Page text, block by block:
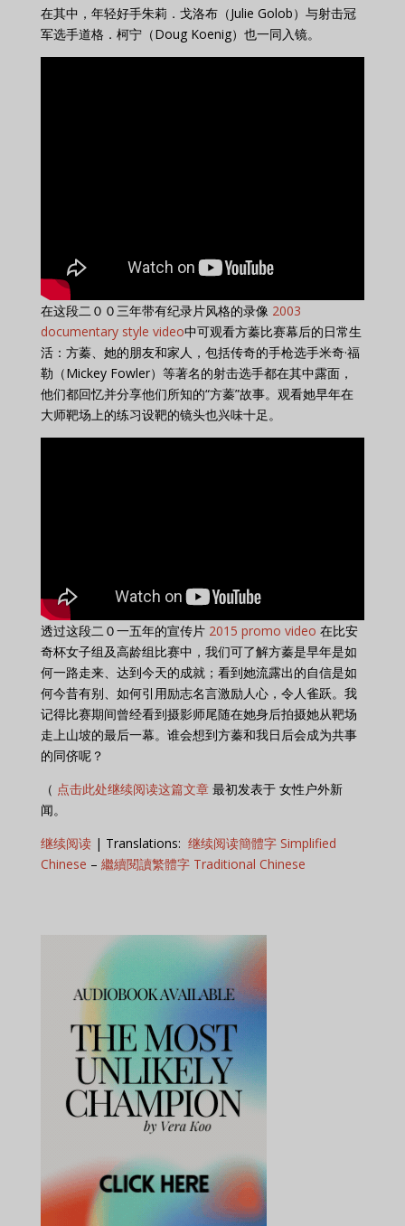
在其中，年轻好手朱莉．戈洛布（Julie Golob）与射击冠
军选手道格．柯宁（Doug Koenig）也一同入镜。
在这段二００三年带有纪录片风格的录像 2003
documentary style video中可观看方蓁比赛幕后的日常生
活：方蓁、她的朋友和家人，包括传奇的手枪选手米奇·福
勒（Mickey Fowler）等著名的射击选手都在其中露面，
他们都回忆并分享他们所知的“方蓁”故事。观看她早年在
大师靶场上的练习设靶的镜头也兴味十足。
透过这段二０一五年的宣传片 2015 promo video 在比安
奇杯女子组及高龄组比赛中，我们可了解方蓁是早年是如
何一路走来、达到今天的成就；看到她流露出的自信是如
何今昔有别、如何引用励志名言激励人心，令人雀跃。我
记得比赛期间曾经看到摄影师尾随在她身后拍摄她从靶场
走上山坡的最后一幕。谁会想到方蓁和我日后会成为共事
的同侪呢？
（ 点击此处继续阅读这篇文章最初发表于 女性户外新
闻。
继续阅读| Translations: 继续阅读簡體字 Simplified
Chinese – 繼續閱讀繁體字 Traditional Chinese